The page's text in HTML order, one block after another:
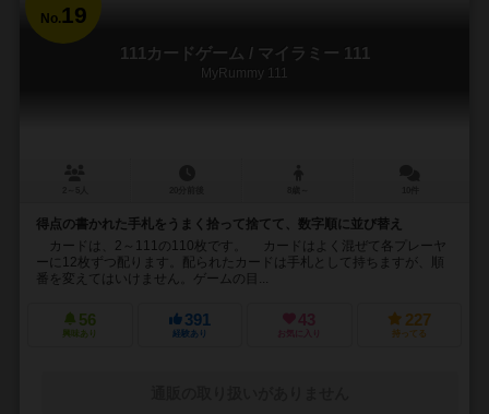
No.19
111カードゲーム / マイラミー 111
MyRummy 111
得点の書かれた手札をうまく拾って捨てて、数字順に並び替え
カードは、2～111の110枚です。 カードはよく混ぜて各プレーヤ
ーに12枚ずつ配ります。配られたカードは手札として持ちますが、順
番を変えてはいけません。ゲームの目...
56
興味あり
391
経験あり
43
お気に入り
227
持ってる